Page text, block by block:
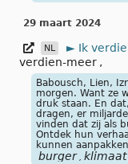
29 maart 2024
NL ► Ik
verdien-meer ,
Babousch, Lien,
morgen. Want ze
druk staan. En
dragen, er
vinden dat zij als
Ontdek hun
kunnen
burger klimaat